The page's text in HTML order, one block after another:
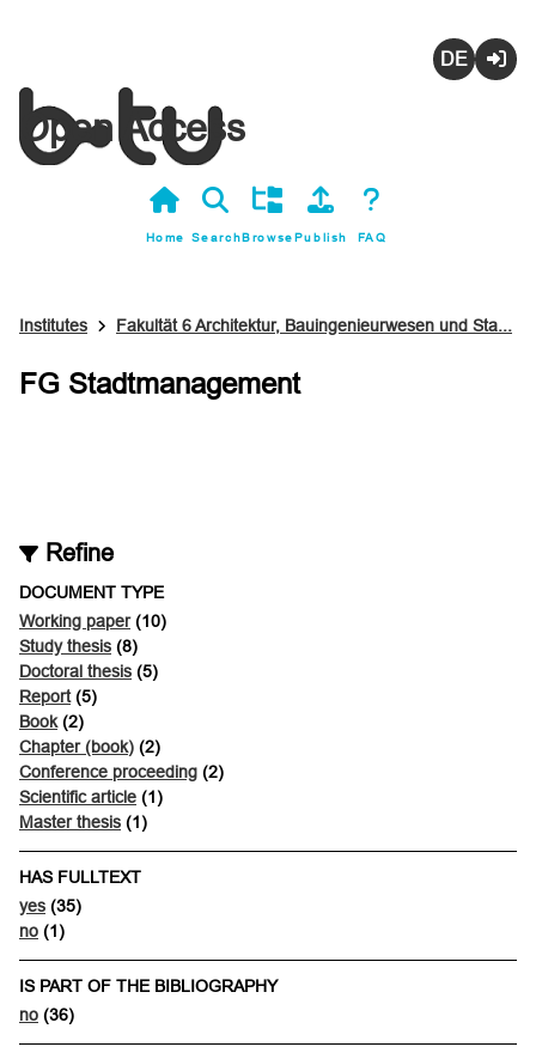
Open Access
Home SearchBrowsePublish FAQ
Institutes Fakultät 6 Architektur, Bauingenieurwesen und Sta...
FG Stadtmanagement
Refine
DOCUMENT TYPE
Working paper(10)
Study thesis (8)
Doctoral thesis (5)
Report(5)
Book(2)
Chapter (book) (2)
Conference proceeding (2)
Scientific article (1)
Master thesis (1)
HAS FULLTEXT
yes (35)
no (1)
IS PART OF THE BIBLIOGRAPHY
no (36)